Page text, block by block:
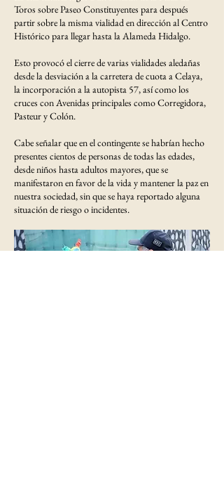
Toros sobre Paseo Constituyentes para después
partir sobre la misma vialidad en dirección al Centro
Histórico para llegar hasta la Alameda Hidalgo.
Esto provocó el cierre de varias vialidades aledañas
desde la desviación a la carretera de cuota a Celaya,
la incorporación a la autopista 57, así como los
cruces con Avenidas principales como Corregidora,
Pasteur y Colón.
Cabe señalar que en el contingente se habrían hecho
presentes cientos de personas de todas las edades,
desde niños hasta adultos mayores, que se
manifestaron en favor de la vida y mantener la paz en
nuestra sociedad, sin que se haya reportado alguna
situación de riesgo o incidentes.